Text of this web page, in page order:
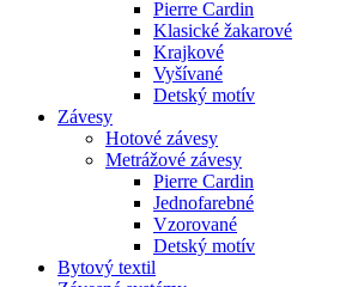
Pierre Cardin
Klasické žakarové
Krajkové
Vyšívané
Detský motív
Závesy
Hotové závesy
Metrážové závesy
Pierre Cardin
Jednofarebné
Vzorované
Detský motív
Bytový textil